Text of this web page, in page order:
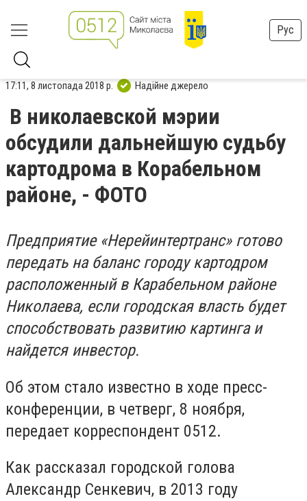
Рус
17:11, 8 листопада 2018 р. Надійне джерело
В николаевской мэрии
обсудили дальнейшую судьбу
картодрома в Корабельном
районе, - ФОТО
Предприятие «Нерейинтертранс» готово
передать на баланс городу картодром
расположенный в Карабельном районе
Николаева, если городская власть будет
способствовать развитию картинга и
найдется инвестор.
Об этом стало известно в ходе пресс-
конференции, в четверг, 8 ноября,
передает корреспондент 0512.
Как рассказал городской голова
Александр Сенкевич, в 2013 году